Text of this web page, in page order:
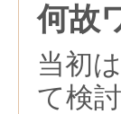
何故
当初
て検